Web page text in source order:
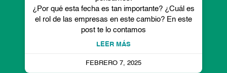
¿Por qué esta fecha es tan importante? ¿Cuál es
el rol de las empresas en este cambio? En este
post te lo contamos
LEER MÁS
FEBRERO 7, 2025